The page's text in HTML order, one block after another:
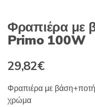
Φραπιέρα με
Primo 100W
29,82€
Φραπιέρα με
χρώμα